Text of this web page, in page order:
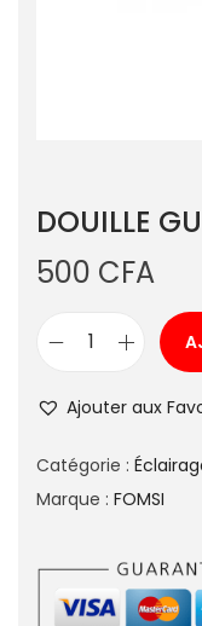
DOUILLE
500 CFA
Ajouter aux
Catégorie :
Marque : FOMSI